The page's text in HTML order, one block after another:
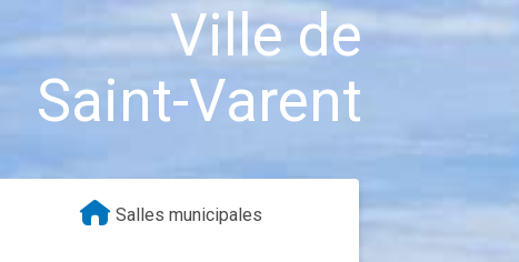
Ville de
Saint-Varent
Salles municipales